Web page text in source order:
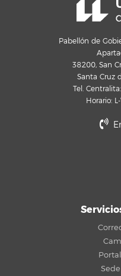
Pabellón de
38200, San
Santa Cruz
Tel.
Horario: